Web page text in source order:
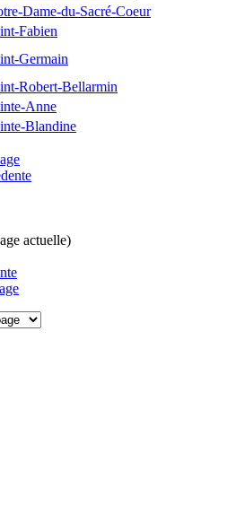
Dame-du-Sacré-Coeur
Fabien
Germain
Robert-Bellarmin
Anne
Blandine
actuelle)